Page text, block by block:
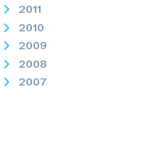
2011
2010
2009
2008
2007